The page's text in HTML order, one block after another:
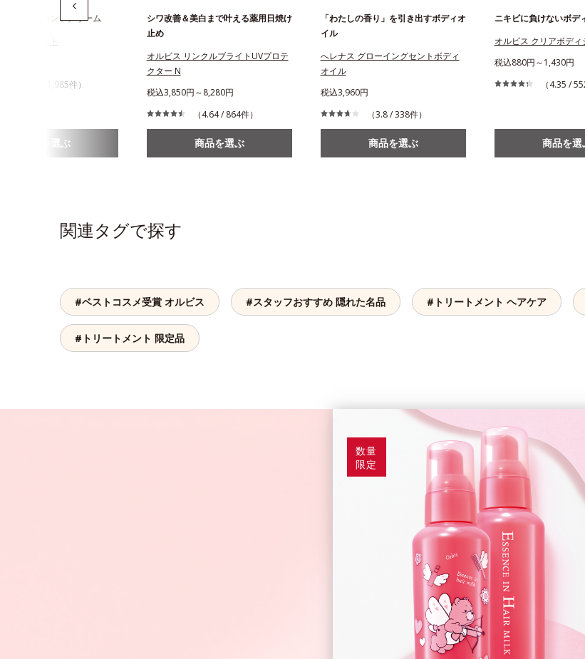
ない保湿ハンドクリーム
（4.5 / 1,985件）
商品を選ぶ
シワ改善＆美白まで叶える薬用日焼け
止め
オルビス リンクルブライトUVプロテ
クター N
税込3,850円～8,280円
（4.64 / 864件）
商品を選ぶ
「わたしの香り」を引き出すボディオ
イル
へレナス グローイングセントボディ
オイル
税込3,960円
（3.8 / 338件）
商品を選ぶ
ニキビに負けないボデ
オルビス クリアボディ
税込880円～1,430円
（4.35 /
商品を選
関連タグで探す
#ベストコスメ受賞 オルビス #スタッフおすすめ 隠れた名品 #トリートメント ヘアケア
#トリートメント 限定品
数量
限定